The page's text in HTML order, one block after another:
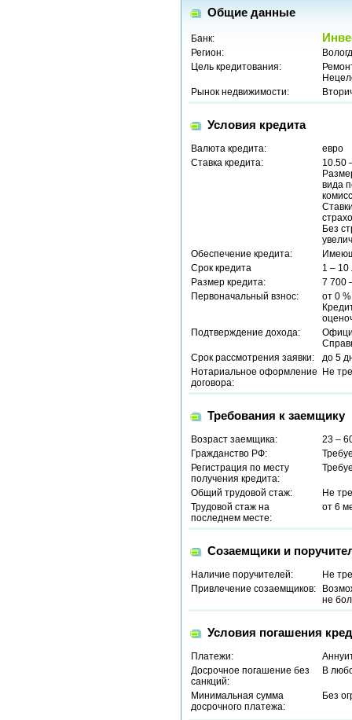
Общие данные
Банк:
Регион:
Цель кредитования:
Рынок недвижимости:
Условия кредита
Валюта кредита:
евро
Ставка кредита:
10.50
вида
Без
Обеспечение кредита:
Срок кредита
1 – 10
Размер кредита:
7 700
Первоначальный взнос:
от 0 %
Подтверждение дохода:
Срок рассмотрения заявки:
до 5
Нотариальное оформление
договора:
Не
Требования к заемщику
Возраст заемщика:
23 –
Гражданство РФ:
Регистрация по месту
получения кредита:
Общий трудовой стаж:
Не
Трудовой стаж на
последнем месте:
от 6
Созаемщики и
Наличие поручителей:
Не
Привлечение созаемщиков:
не
Условия погашения
Платежи:
Досрочное погашение без
санкций:
В
Минимальная сумма
досрочного платежа:
Без